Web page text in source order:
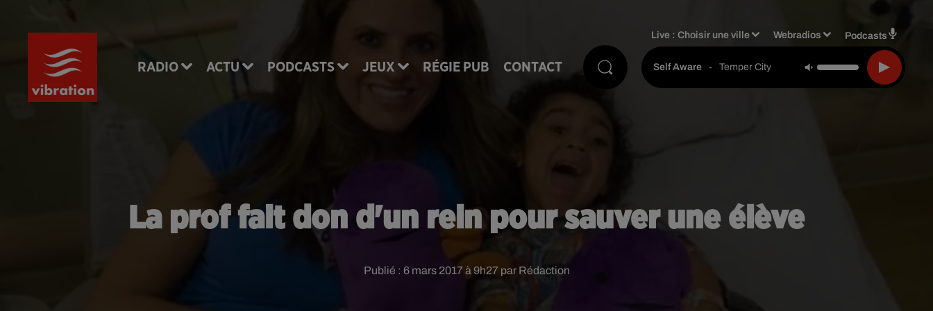
RADIO ACTU PODCASTS JEUX RÉGIE PUB CONTACT
Live :Choisir une ville Webradios Podcasts
Self Aware - Temper City
La prof fait don d'un rein pour sauver une élève
Publié : 6 mars 2017 à 9h27 par Rédaction